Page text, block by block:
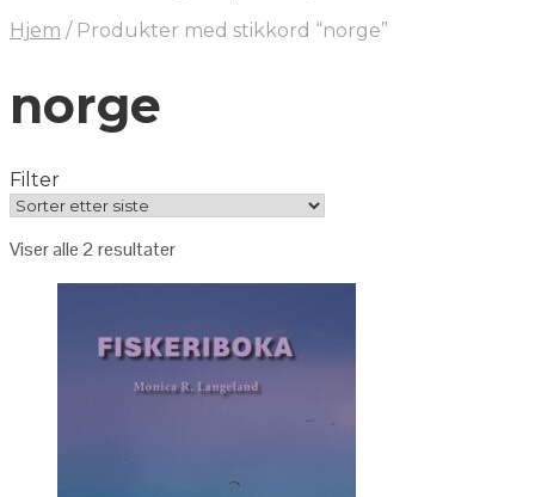
Hjem / Produkter med stikkord “norge”
norge
Filter
Viser alle 2 resultater